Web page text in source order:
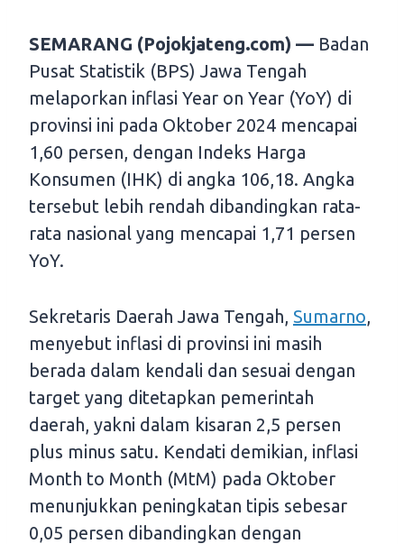
SEMARANG (Pojokjateng.com) — Badan
Pusat Statistik (BPS) Jawa Tengah
melaporkan inflasi Year on Year (YoY) di
provinsi ini pada Oktober 2024 mencapai
1,60 persen, dengan Indeks Harga
Konsumen (IHK) di angka 106,18. Angka
tersebut lebih rendah dibandingkan rata-
rata nasional yang mencapai 1,71 persen
YoY.
Sekretaris Daerah Jawa Tengah, Sumarno,
menyebut inflasi di provinsi ini masih
berada dalam kendali dan sesuai dengan
target yang ditetapkan pemerintah
daerah, yakni dalam kisaran 2,5 persen
plus minus satu. Kendati demikian, inflasi
Month to Month (MtM) pada Oktober
menunjukkan peningkatan tipis sebesar
0,05 persen dibandingkan dengan